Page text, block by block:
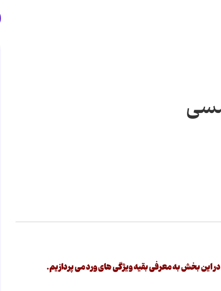
در این بخش به معرفی بقیه ویژگی های ورد می پردازیم.